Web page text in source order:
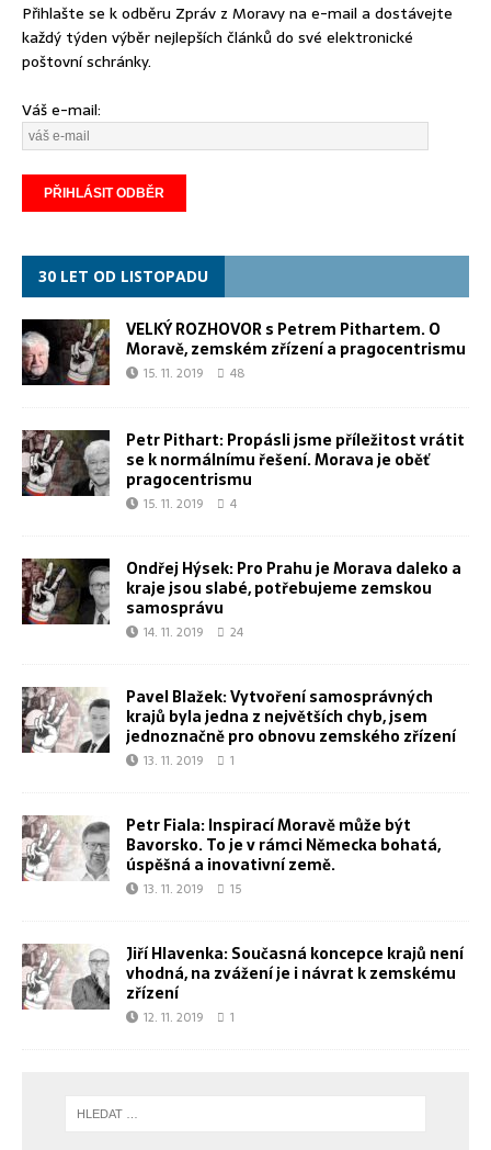
Přihlašte se k odběru Zpráv z Moravy na e-mail a dostávejte
každý týden výběr nejlepších článků do své elektronické
poštovní schránky.
Váš e-mail:
30 LET OD LISTOPADU
VELKÝ ROZHOVOR s Petrem Pithartem. O
Moravě, zemském zřízení a pragocentrismu
15. 11. 2019 48
Petr Pithart: Propásli jsme příležitost vrátit
se k normálnímu řešení. Morava je oběť
pragocentrismu
15. 11. 2019 4
Ondřej Hýsek: Pro Prahu je Morava daleko a
kraje jsou slabé, potřebujeme zemskou
samosprávu
14. 11. 2019 24
Pavel Blažek: Vytvoření samosprávných
krajů byla jedna z největších chyb, jsem
jednoznačně pro obnovu zemského zřízení
13. 11. 2019 1
Petr Fiala: Inspirací Moravě může být
Bavorsko. To je v rámci Německa bohatá,
úspěšná a inovativní země.
13. 11. 2019 15
Jiří Hlavenka: Současná koncepce krajů není
vhodná, na zvážení je i návrat k zemskému
zřízení
12. 11. 2019 1